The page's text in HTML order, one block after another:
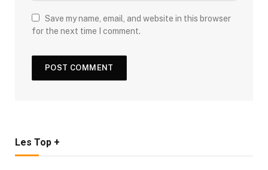
Save my name, email, and website in this browser
for the next time I comment.
Les Top +